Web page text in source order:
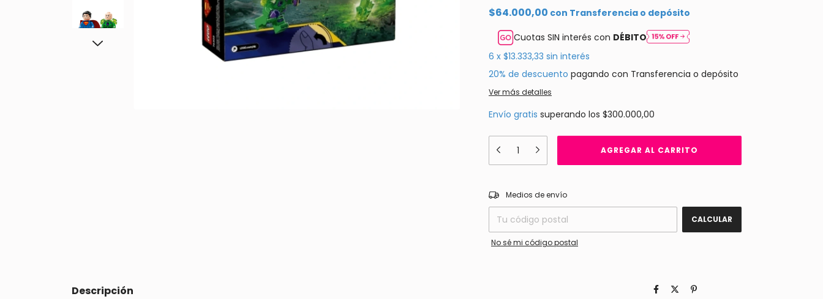
$64.000,00 con Transferencia o depósito
Cuotas SIN interés con DÉBITO
6 x $13.333,33 sin interés
20% de descuento pagando con Transferencia o depósito
Ver más detalles
Envío gratis superando los $300.000,00
Entregas para el CP:
Medios de envío
CALCULAR
No sé mi código postal
Descripción